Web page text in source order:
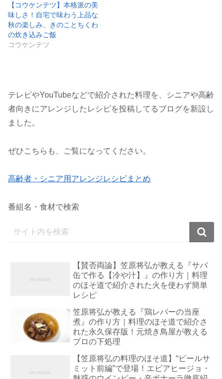
【コウケンテツ】本格派の美
味しさ！自宅で味わう上品な
秋の楽しみ、きのことちくわ
の炊き込みご飯
コウケンテツ
テレビやYouTubeなどで紹介された料理を、シニアや高齢
者向きにアレンジしたレシピを投稿してるブログを新設し
ました。
ぜひこちらも、ご覧になってください。
高齢者・シニア用アレンジレシピまとめ
番組名・食材で検索
【賛否両論】笠原将弘が教える『サバ
缶で作る【冷や汁】』の作り方｜料理
のほそ道で紹介された火を使わず簡単
レシピ
笠原将弘が教える『鶏レバーの当座
煮』の作り方｜料理のほそ道で紹介さ
れた永久保存版！元焼き鳥屋が教える
プロの下処理
【笠原将弘の料理のほそ道】“ビールサ
ミット前編”で登場！エビアヒージョ・